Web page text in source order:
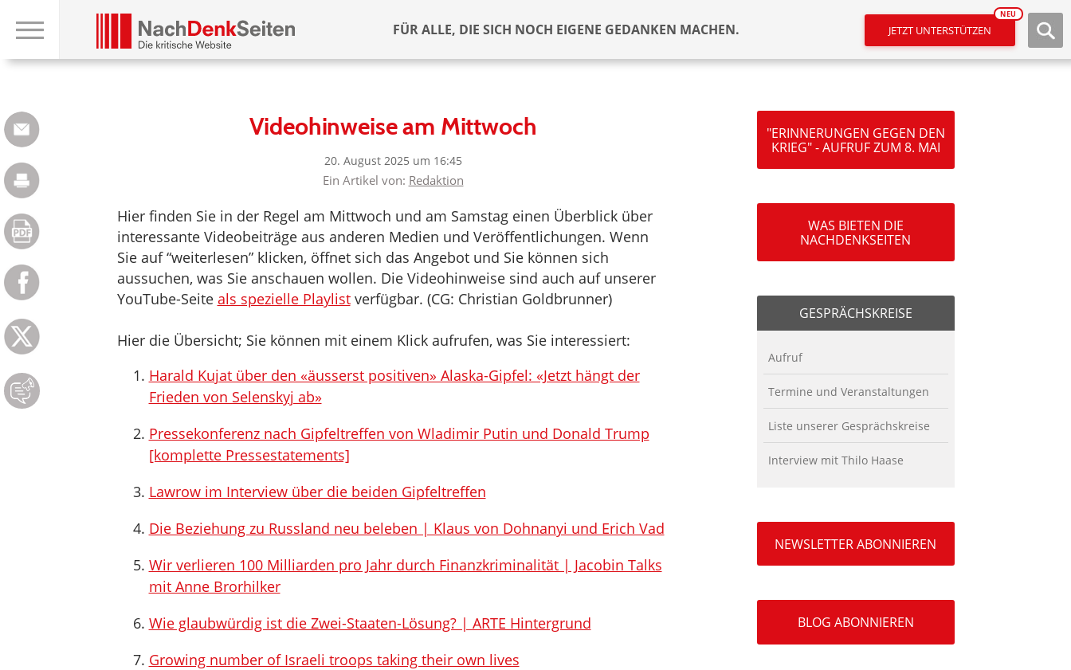
FÜR ALLE, DIE SICH NOCH EIGENE GEDANKEN MACHEN. JETZT UNTERSTÜTZEN
NEU
Videohinweise am Mittwoch
20. August 2025 um 16:45
Ein Artikel von: Redaktion
Hier finden Sie in der Regel am Mittwoch und am Samstag einen Überblick über
interessante Videobeiträge aus anderen Medien und Veröffentlichungen. Wenn
Sie auf “weiterlesen” klicken, öffnet sich das Angebot und Sie können sich
aussuchen, was Sie anschauen wollen. Die Videohinweise sind auch auf unserer
YouTube-Seite als spezielle Playlistverfügbar. (CG: Christian Goldbrunner)
Hier die Übersicht; Sie können mit einem Klick aufrufen, was Sie interessiert:
Harald Kujat über den «äusserst positiven» Alaska-Gipfel: «Jetzt hängt der
Frieden von Selenskyj ab»
Pressekonferenz nach Gipfeltreffen von Wladimir Putin und Donald Trump
[komplette Pressestatements]
Lawrow im Interview über die beiden Gipfeltreffen
Die Beziehung zu Russland neu beleben | Klaus von Dohnanyi und Erich Vad
Wir verlieren 100 Milliarden pro Jahr durch Finanzkriminalität | Jacobin Talks
mit Anne Brorhilker
Wie glaubwürdig ist die Zwei-Staaten-Lösung? | ARTE Hintergrund
Growing number of Israeli troops taking their own lives
"ERINNERUNGEN GEGEN DEN
KRIEG" - AUFRUF ZUM 8. MAI
WAS BIETEN DIE
NACHDENKSEITEN
GESPRÄCHSKREISE
Aufruf
Termine und Veranstaltungen
Liste unserer Gesprächskreise
Interview mit Thilo Haase
NEWSLETTER ABONNIEREN
BLOG ABONNIEREN